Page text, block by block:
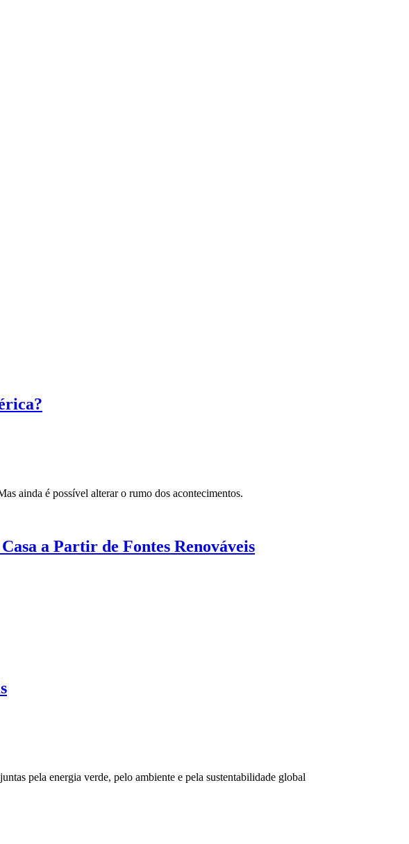
ainda é possível alterar o rumo dos acontecimentos.
a Partir de Fontes Renováveis
pela energia verde, pelo ambiente e pela sustentabilidade global